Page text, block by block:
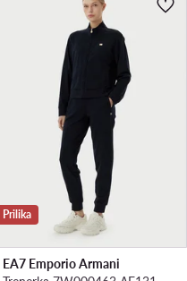
Prilika
EA7 Emporio Armani